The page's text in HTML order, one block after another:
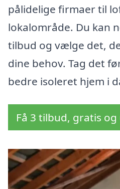
pålidelige firmaer til
lokalområde. Du kan
tilbud og vælge det,
dine behov. Tag det
bedre isoleret hjem i
Få 3 tilbud, gratis